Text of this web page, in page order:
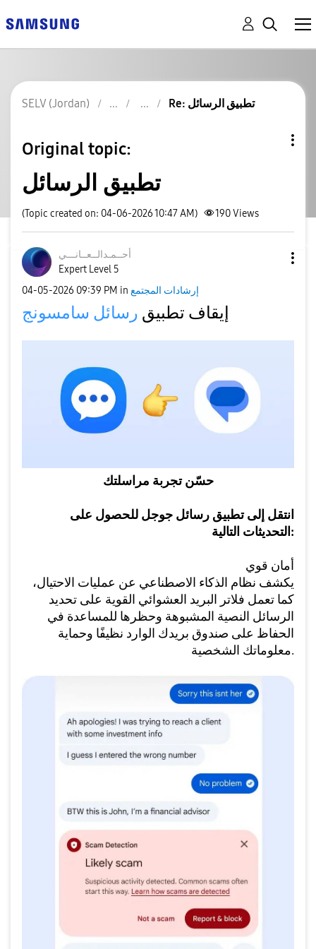
SELV (Jordan) Re: تطبيق الرسائل
Original topic:
تطبيق الرسائل
(Topic created on: 04-06-2026 10:47 AM) 190Views
أحــمـدالــعــانـــي
Expert Level 5
‎04-05-2026 09:39 PM in إرشادات المجتمع
إيقاف تطبيق رسائل سامسونج
حسّن تجربة مراسلتك
انتقل إلى تطبيق رسائل جوجل للحصول على
التحديثات التالية:
أمان قوي
يكشف نظام الذكاء الاصطناعي عن عمليات الاحتيال،
كما تعمل فلاتر البريد العشوائي القوية على تحديد
الرسائل النصية المشبوهة وحظرها للمساعدة في
الحفاظ على صندوق بريدك الوارد نظيفًا وحماية
معلوماتك الشخصية.